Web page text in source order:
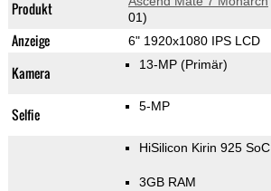
Produkt
01)
Anzeige 6" 1920x1080 IPS LCD
Kamera 13-MP (Primär)
Selfie 5-MP
HiSilicon Kirin 925 SoC
3GB RAM